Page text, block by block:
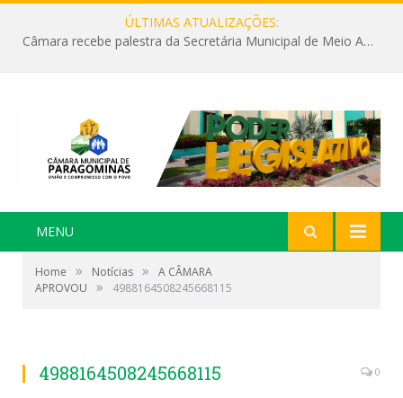
ÚLTIMAS ATUALIZAÇÕES:
Câmara recebe palestra da Secretária Municipal de Meio Ambiente sobre as ações da “SEMANA DO MEIO AMBIENTE”
MENU
Home » Notícias »
A CÂMARA
APROVOU
» 4988164508245668115
4988164508245668115 0